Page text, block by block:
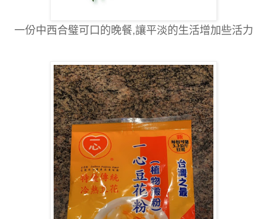
一份中西合璧可口的晚餐,讓平淡的生活增加些活力